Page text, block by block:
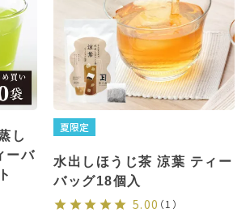
し
ーバ
夏限定
水出しほうじ茶 涼葉 ティー
バッグ18個入
5.00 （1）